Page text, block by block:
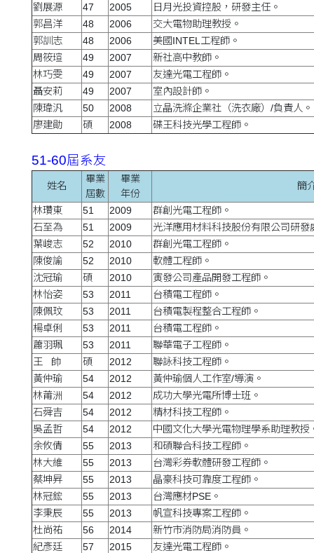
劉展源
47 2005
日月光投資控股，研發主任。
郭昌洋
48 2006
交大電物助理教授。
郭訓志
48 2006
美國INTEL工程師。
周筱瑄
49 2007
新社高中教師。
林巧雯
49 2007
友達光電工程師。
聶安莉
49 2007
室內設計師。
陳瑋汎
50 2008
立晶洗滌企業社（洗衣廠）/負責人。
廖建勛
碩 2008 碟王科技光學工程師。
51-60屆系友
姓名
畢業
屆數
畢業
年份
簡
林瓚東 51 2009
群創光電工程師。
石至為
51 2009
光洋應用材料科技股份有限公司研發
葉峻志
52 2010
群創光電工程師。
陳俊諭
52 2010
軟體工程師。
沈冠瑜
碩 2010
寅發公司產品開發工程師。
林怡姿
53 2011
台積電工程師。
陳佩玟
53 2011
台積電製程整合工程師。
楊卓俐
53 2011
台積電工程師。
蕭羽珮
53 2011
聯華電子工程師。
王 帥
碩 2012
聯詠科技工程師。
黃仲瑜
54 2012
黃仲瑜個人工作室/導演。
林莆洲
54 2012
成功大學光電所博士班。
石舜吉
54 2012
精材科技工程師。
吳孟哲
54 2012
中國文化大學光電物理學系助理教授
余攸倩
55 2013
和碩聯合科技工程師。
林大維
55 2013
台灣彩券軟體研發工程師。
蔡坤昇
55 2013
晶豪科技可靠度工程師。
林冠鋐
55 2013
台灣應材PSE。
李秉辰
55 2013
帆宣科技專案工程師。
杜尚祐
56 2014
新竹市消防局消防員。
紀彥廷
57 2015
友達光電工程師。